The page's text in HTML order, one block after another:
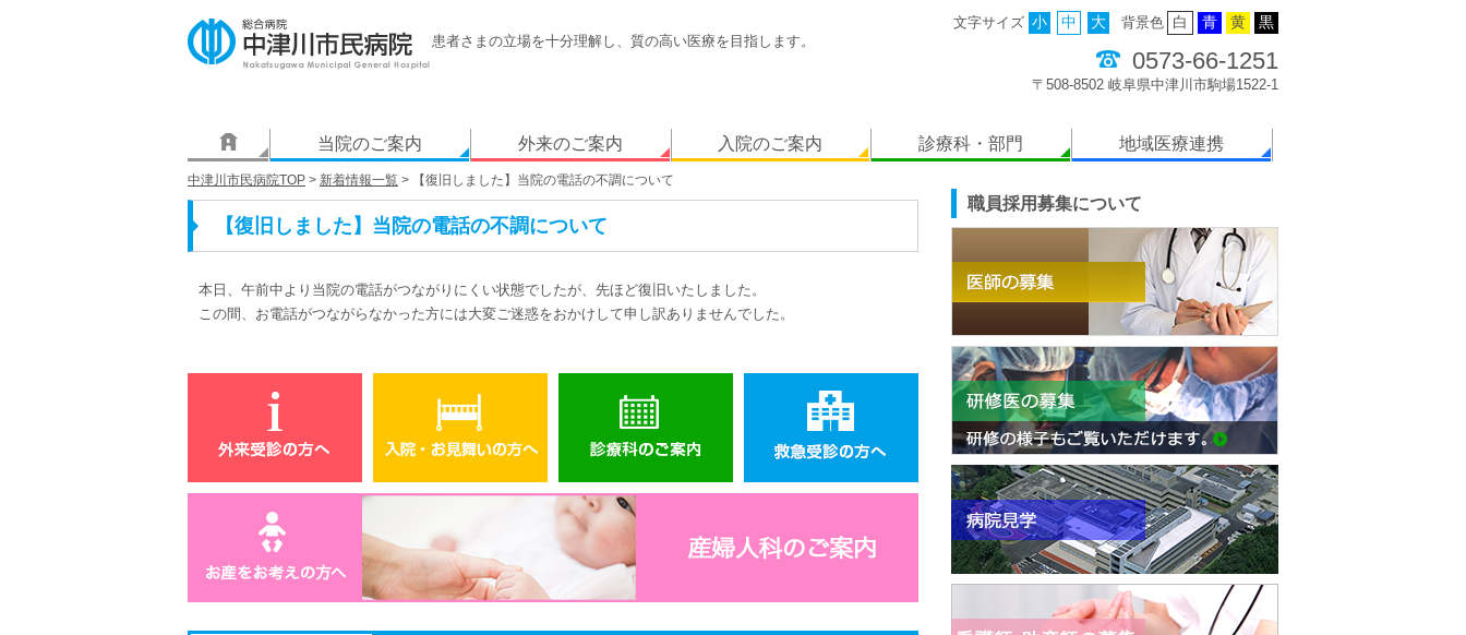
患者さまの立場を十分理解し、質の高い医療を目指します。
背景色 白 青 黄 黒
文字サイズ 小 中 大
0573-66-1251
〒508-8502 岐阜県中津川市駒場1522-1
当院のご案内 外来のご案内 入院のご案内 診療科・部門 地域医療連携
中津川市民病院TOP > 新着情報一覧 > 【復旧しました】当院の電話の不調について
【復旧しました】当院の電話の不調について
本日、午前中より当院の電話がつながりにくい状態でしたが、先ほど復旧いたしました。
この間、お電話がつながらなかった方には大変ご迷惑をおかけして申し訳ありませんでした。
職員採用募集について